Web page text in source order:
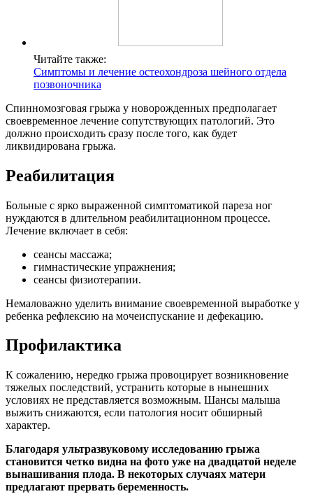
Читайте также:
Симптомы и лечение остеохондроза шейного отдела
позвоночника
Спинномозговая грыжа у новорожденных предполагает
своевременное лечение сопутствующих патологий. Это
должно происходить сразу после того, как будет
ликвидирована грыжа.
Реабилитация
Больные с ярко выраженной симптоматикой пареза ног
нуждаются в длительном реабилитационном процессе.
Лечение включает в себя:
сеансы массажа;
гимнастические упражнения;
сеансы физиотерапии.
Немаловажно уделить внимание своевременной выработке у
ребенка рефлексию на мочеиспускание и дефекацию.
Профилактика
К сожалению, нередко грыжа провоцирует возникновение
тяжелых последствий, устранить которые в нынешних
условиях не представляется возможным. Шансы малыша
выжить снижаются, если патология носит обширный
характер.
Благодаря ультразвуковому исследованию грыжа
становится четко видна на фото уже на двадцатой неделе
вынашивания плода. В некоторых случаях матери
предлагают прервать беременность.